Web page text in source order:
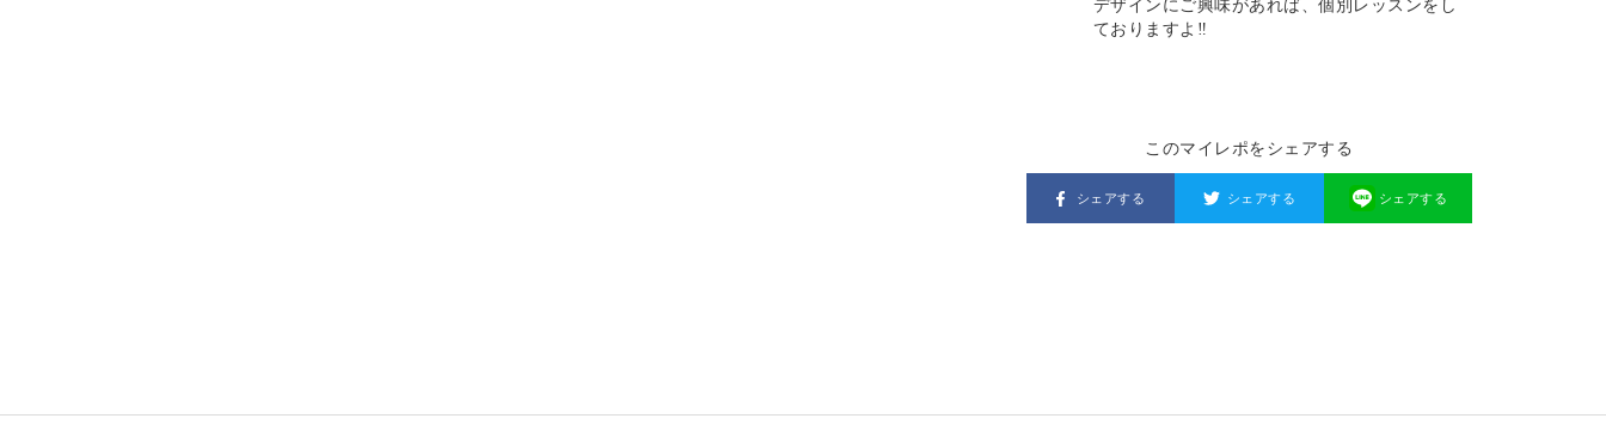
デザインにご興味があれば、個別レッスンをし
ておりますよ‼️
このマイレポをシェアする
シェアする シェアする シェアする